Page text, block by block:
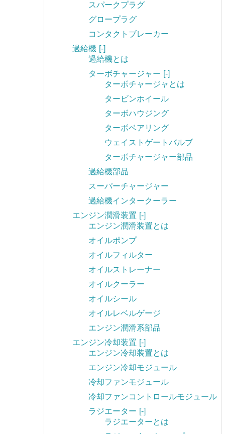
スパークプラグ
グロープラグ
コンタクトブレーカー
過給機 [-]
過給機とは
ターボチャージャー [-]
ターボチャージャとは
タービンホイール
ターボハウジング
ターボベアリング
ウェイストゲートバルブ
ターボチャージャー部品
過給機部品
スーパーチャージャー
過給機インタークーラー
エンジン潤滑装置 [-]
エンジン潤滑装置とは
オイルポンプ
オイルフィルター
オイルストレーナー
オイルクーラー
オイルシール
オイルレベルゲージ
エンジン潤滑系部品
エンジン冷却装置 [-]
エンジン冷却装置とは
エンジン冷却モジュール
冷却ファンモジュール
冷却ファンコントロールモジュール
ラジエーター [-]
ラジエーターとは